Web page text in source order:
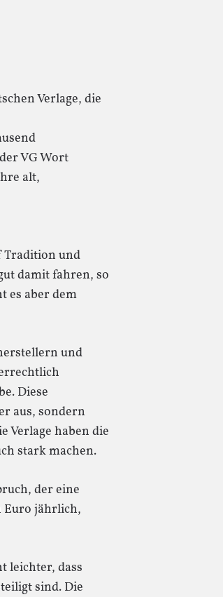
Verlage, die
VG Wort
alt,
Tradition und
damit fahren, so
es aber dem
und
Diese
aus, sondern
Verlage haben die
stark machen.
der eine
Euro jährlich,
leichter, dass
sind. Die